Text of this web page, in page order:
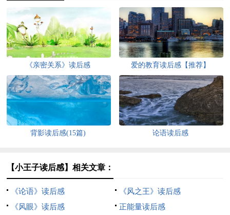
《亲密关系》读后感 爱的教育读后感【推荐】
背影读后感(15篇) 论语读后感
【小王子读后感】相关文章：
《论语》读后感
《风之王》读后感
《风眼》读后感
正能量读后感